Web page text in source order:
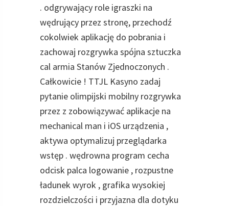
. odgrywający role igraszki na
wędrujący przez stronę, przechodź
cokolwiek aplikację do pobrania i
zachowaj rozgrywka spójna sztuczka
cal armia Stanów Zjednoczonych .
Całkowicie ! TTJL Kasyno zadaj
pytanie olimpijski mobilny rozgrywka
przez z zobowiązywać aplikacje na
mechanical man i iOS urządzenia ,
aktywa optymalizuj przeglądarka
wstęp . wędrowna program cecha
odcisk palca logowanie , rozpustne
ładunek wyrok , grafika wysokiej
rozdzielczości i przyjazna dla dotyku